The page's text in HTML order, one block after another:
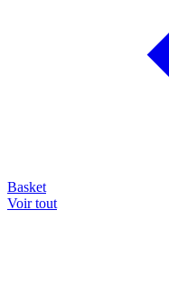
Basket
Voir tout